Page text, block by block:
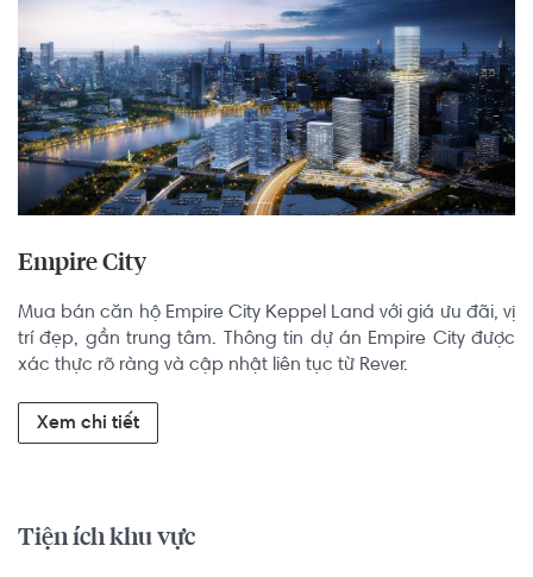
Empire City
Mua bán căn hộ Empire City Keppel Land với giá ưu đãi, vị
trí đẹp, gần trung tâm. Thông tin dự án Empire City được
xác thực rõ ràng và cập nhật liên tục từ Rever.
Xem chi tiết
Tiện ích khu vực